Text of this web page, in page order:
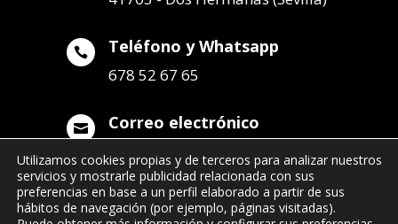
 Teléfono y Whatsapp
678 52 67 65
 Correo electrónico
info@remolqueszabala.com
Utilizamos cookies propias y de terceros para analizar nuestros
servicios y mostrarle publicidad relacionada con sus
preferencias en base a un perfil elaborado a partir de sus
hábitos de navegación (por ejemplo, páginas visitadas).